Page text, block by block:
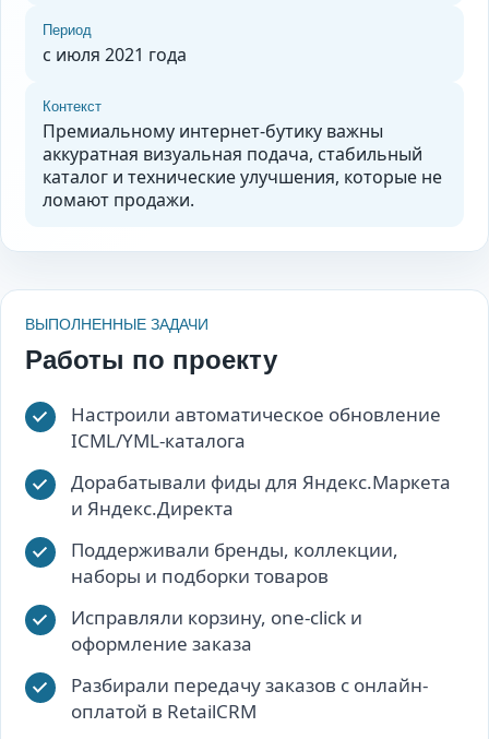
Период
с июля 2021 года
Контекст
Премиальному интернет-бутику важны
аккуратная визуальная подача, стабильный
каталог и технические улучшения, которые не
ломают продажи.
ВЫПОЛНЕННЫЕ ЗАДАЧИ
Работы по проекту
Настроили автоматическое обновление
ICML/YML-каталога
Дорабатывали фиды для Яндекс.Маркета
и Яндекс.Директа
Поддерживали бренды, коллекции,
наборы и подборки товаров
Исправляли корзину, one-click и
оформление заказа
Разбирали передачу заказов с онлайн-
оплатой в RetailCRM